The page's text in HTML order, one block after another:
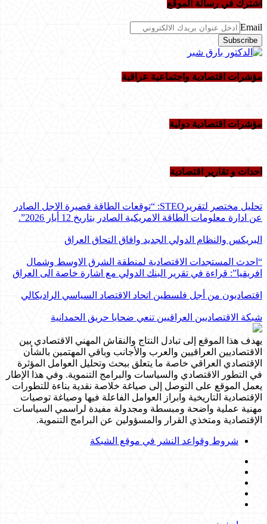
اشترك في رسالة الموقع
Email
مؤشرات اقتصادية واجتماعية عراقية
مؤشرات اقتصادية دولية
احداث و تقاریر اقتصادیة
تحليل مختصر لتقريرSTEO‏: “توقعات الطاقة قصيرة الاجل الصادر
عن ادارة معلومات الطاقة الامريكية ‏الصادر بتاريخ 12 أيار 2026”.‏
البريكس والنظام الدولي الجديد وافاق التحاق العراق
“احدث المستجدات الاقتصادية لمنطقة الشرق الاوسط وشمال
افريقيا”: قراءة في تقرير البنك الدولي مع اشارة خاصة الى العراق
اقتصاديون من أجل فلسطين اتحاد الاقتصاد السياسي الراديكالي
شبكة الاقتصاديين العراقيين تنعي ضحايا حريق الحمدانية
يهدف هذا الموقع إلى تبادل النتاج والنقاش المهني الاقتصادي بين
الاقتصاديين العراقيين والعرب والأجانب وباقي المهتمين بالشأن
الإقتصادي العراقي خاصة ما يتعلق ببحث وتحليل العوامل المؤثرة
في التطور الاقتصادي والسياسات والبرامج التنموية. وفي هذا الإطار
يعمل الموقع على التوصل إلى صياغة خلاصة نقدية بناءة للتطورات
الإقتصادية التاريخية وابراز العوامل الفاعلة فيها وصياغة توصيات
مهنية عملية واضحة ومبسطة ومجدولة مفيدة لراسمي السياسات
الإقتصادية ومتخذي القرار والمسؤولين عن البرامج التنموية.
شروط وقواعد النشر في موقع الشبكة